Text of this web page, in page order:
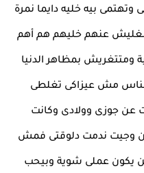
وتهتمى بيه خليه دايما نمرة
عنهم خليهم هم أهم
ومتتغريش بمظاهر الدنيا
مش عيزاكى تغلطى
عن جوزى وولادى وكانت
وجيت ندمت دلوقتى فمش
يكون عملى شوية وبيحب